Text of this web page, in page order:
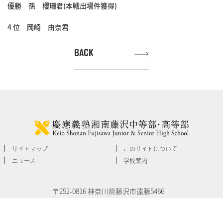
優勝 孫 櫻珊君(本戦出場件獲得)
4 位 岡崎 由奈君
BACK
サイトマップ
このサイトについて
ニュース
学校案内
〒252-0816 神奈川県藤沢市遠藤5466